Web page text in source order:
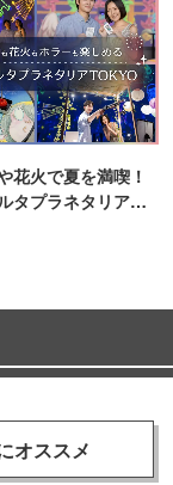
花火で夏を満喫！
タプラネタリア
オススメ